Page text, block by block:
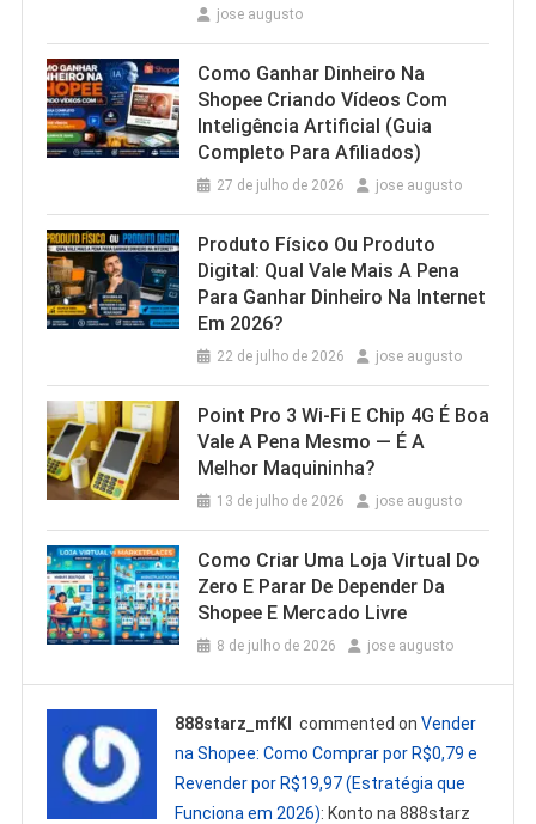
jose augusto
Como Ganhar Dinheiro Na
Shopee Criando Vídeos Com
Inteligência Artificial (Guia
Completo Para Afiliados)
27 de julho de 2026 jose augusto
Produto Físico Ou Produto
Digital: Qual Vale Mais A Pena
Para Ganhar Dinheiro Na Internet
Em 2026?
22 de julho de 2026 jose augusto
Point Pro 3 Wi‑Fi E Chip 4G É Boa
Vale A Pena Mesmo — É A
Melhor Maquininha?
13 de julho de 2026 jose augusto
Como Criar Uma Loja Virtual Do
Zero E Parar De Depender Da
Shopee E Mercado Livre
8 de julho de 2026 jose augusto
888starz_mfKl commented onVender
na Shopee: Como Comprar por R$0,79 e
Revender por R$19,97 (Estratégia que
Funciona em 2026): Konto na 888starz